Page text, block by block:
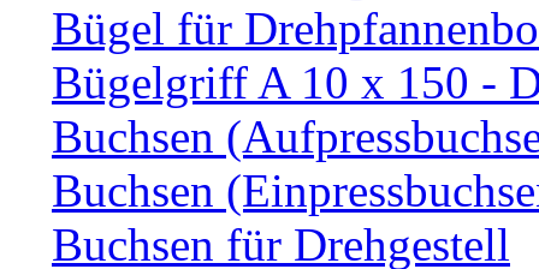
Bügel für
Bügelgriff A 10 x 150 -
Buchsen
Buchsen
Buchsen für Drehgestell